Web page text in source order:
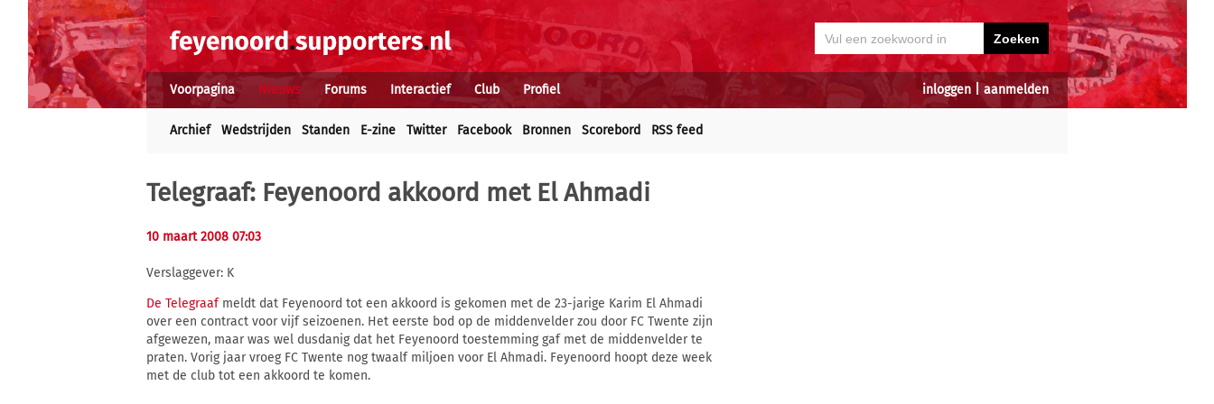
inloggen aanmelden
Voorpagina Nieuws Forums Interactief Club Profiel
Archief Wedstrijden Standen E-zine Twitter Facebook Bronnen Scorebord RSS feed
Telegraaf: Feyenoord akkoord met El Ahmadi
10 maart 2008 07:03
Verslaggever: K
De Telegraafmeldt dat Feyenoord tot een akkoord is gekomen met de 23-jarige Karim El Ahmadi
over een contract voor vijf seizoenen. Het eerste bod op de middenvelder zou door FC Twente zijn
afgewezen, maar was wel dusdanig dat het Feyenoord toestemming gaf met de middenvelder te
praten. Vorig jaar vroeg FC Twente nog twaalf miljoen voor El Ahmadi. Feyenoord hoopt deze week
met de club tot een akkoord te komen.